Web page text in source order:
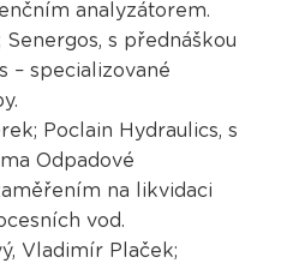
analyzátorem.
Senergos, s přednáškou
– specializované
Poclain Hydraulics, s
Odpadové
na likvidaci
vod.
Vladimír Plaček;